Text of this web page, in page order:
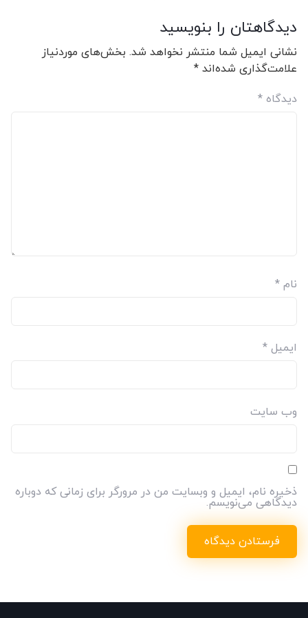
دیدگاهتان را بنویسید
نشانی ایمیل شما منتشر نخواهد شد. بخش‌های موردنیاز
علامت‌گذاری شده‌اند *
دیدگاه *
نام *
ایمیل *
وب‌ سایت
ذخیره نام، ایمیل و وبسایت من در مرورگر برای زمانی که دوباره
دیدگاهی می‌نویسم.